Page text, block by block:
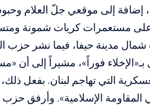
إضافة‏ إلى موقعي جلّ العلام
مستعمرات كريات شمونة
فوراً»، مشيراً إلى أن
التي تهاجم لبنان. بفعل
المقاومة الإسلامية». وأرفق حزب